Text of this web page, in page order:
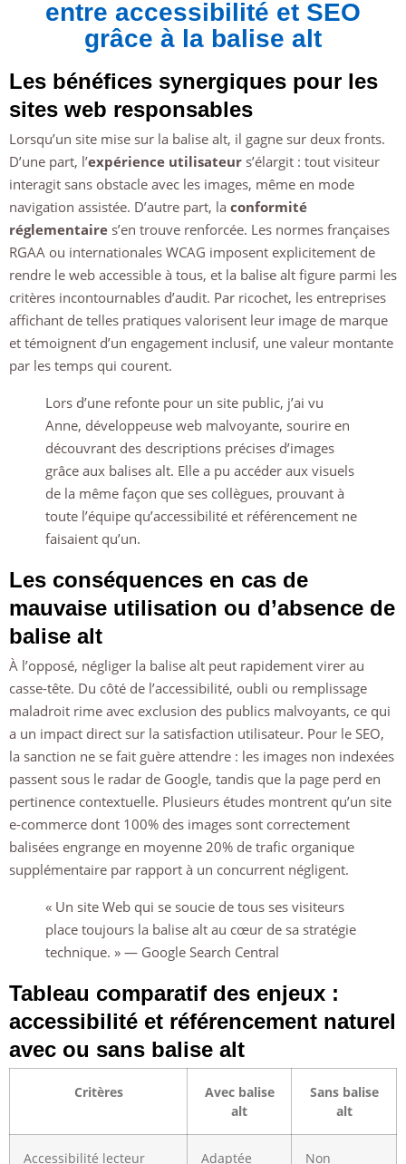
entre accessibilité et SEO
grâce à la balise alt
Les bénéfices synergiques pour les
sites web responsables
Lorsqu’un site mise sur la balise alt, il gagne sur deux fronts.
D’une part, l’expérience utilisateur s’élargit : tout visiteur
interagit sans obstacle avec les images, même en mode
navigation assistée. D’autre part, la conformité
réglementaire s’en trouve renforcée. Les normes françaises
RGAA ou internationales WCAG imposent explicitement de
rendre le web accessible à tous, et la balise alt figure parmi les
critères incontournables d’audit. Par ricochet, les entreprises
affichant de telles pratiques valorisent leur image de marque
et témoignent d’un engagement inclusif, une valeur montante
par les temps qui courent.
Lors d’une refonte pour un site public, j’ai vu
Anne, développeuse web malvoyante, sourire en
découvrant des descriptions précises d’images
grâce aux balises alt. Elle a pu accéder aux visuels
de la même façon que ses collègues, prouvant à
toute l’équipe qu’accessibilité et référencement ne
faisaient qu’un.
Les conséquences en cas de
mauvaise utilisation ou d’absence de
balise alt
À l’opposé, négliger la balise alt peut rapidement virer au
casse-tête. Du côté de l’accessibilité, oubli ou remplissage
maladroit rime avec exclusion des publics malvoyants, ce qui
a un impact direct sur la satisfaction utilisateur. Pour le SEO,
la sanction ne se fait guère attendre : les images non indexées
passent sous le radar de Google, tandis que la page perd en
pertinence contextuelle. Plusieurs études montrent qu’un site
e-commerce dont 100% des images sont correctement
balisées engrange en moyenne 20% de trafic organique
supplémentaire par rapport à un concurrent négligent.
« Un site Web qui se soucie de tous ses visiteurs
place toujours la balise alt au cœur de sa stratégie
technique. » — Google Search Central
Tableau comparatif des enjeux :
accessibilité et référencement naturel
avec ou sans balise alt
Critères
Avec balise
alt
Sans balise
alt
Accessibilité lecteur
Adaptée
Non